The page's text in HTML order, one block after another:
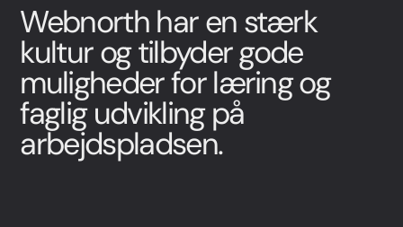
Webnorth har en stærk
kultur og tilbyder gode
muligheder for læring og
faglig udvikling på
arbejdspladsen.